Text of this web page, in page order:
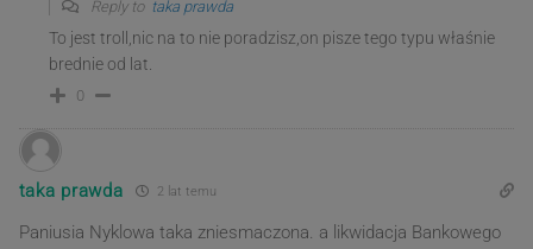
Reply to taka prawda
To jest troll,nic na to nie poradzisz,on pisze tego typu właśnie
brednie od lat.
0
taka prawda 2 lat temu
Paniusia Nyklowa taka zniesmaczona. a likwidacja Bankowego